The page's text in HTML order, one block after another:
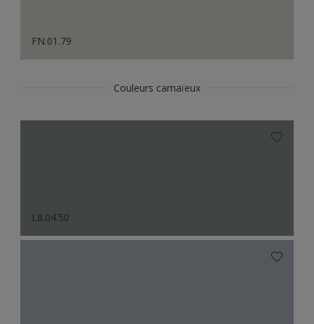
FN.01.79
Couleurs camaïeux
L8.04.50